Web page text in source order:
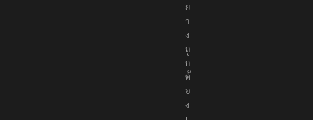
ย่
า
ง
ถู
ก
ต้
อ
ง